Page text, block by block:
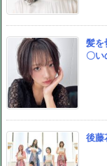
髪を
〇い
後藤